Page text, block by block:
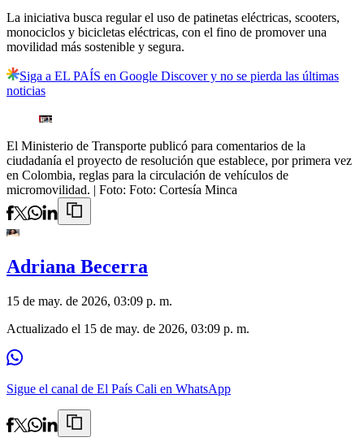
La iniciativa busca regular el uso de patinetas eléctricas, scooters,
monociclos y bicicletas eléctricas, con el fino de promover una
movilidad más sostenible y segura.
Siga a EL PAÍS en Google Discover y no se pierda las últimas
noticias
El Ministerio de Transporte publicó para comentarios de la
ciudadanía el proyecto de resolución que establece, por primera vez
en Colombia, reglas para la circulación de vehículos de
micromovilidad. | Foto: Foto: Cortesía Minca
Adriana Becerra
15 de may. de 2026, 03:09 p. m.
Actualizado el 15 de may. de 2026, 03:09 p. m.
Sigue el canal de El País Cali en WhatsApp